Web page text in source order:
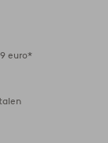
euro*